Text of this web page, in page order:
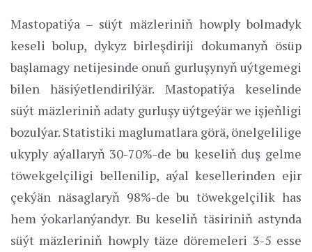
Mastopatiýa – süýt mäzleriniň howply bolmadyk
keseli bolup, dykyz birleşdiriji dokumanyň ösüp
başlamagy netijesinde onuň gurluşynyň uýtgemegi
bilen häsiýetlendirilýär. Mastopatiýa keselinde
süýt mäzleriniň adaty gurluşy üýtgeýär we işjeňligi
bozulýar. Statistiki maglumatlara görä, önelgelilige
ukyply aýallaryň 30-70%-de bu keseliň duş gelme
töwekgelçiligi bellenilip, aýal kesellerinden ejir
çekýän näsaglaryň 98%-de bu töwekgelçilik has
hem ýokarlanýandyr. Bu keseliň täsiriniň astynda
süýt mäzleriniň howply täze döremeleri 3-5 esse